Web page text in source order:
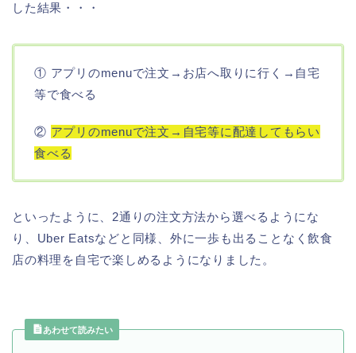
した結果・・・
① アプリのmenuで注文→お店へ取りに行く→自宅
等で食べる
② アプリのmenuで注文→自宅等に配達してもらい
食べる
といったように、2通りの注文方法から選べるようにな
り、Uber Eatsなどと同様、外に一歩も出ることなく飲食
店の料理を自宅で楽しめるようになりました。
あわせて読みたい